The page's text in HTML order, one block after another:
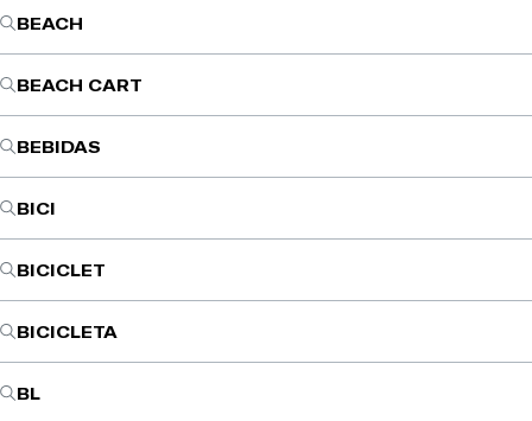
BEACH
BEACH CART
BEBIDAS
BICI
BICICLET
BICICLETA
BL